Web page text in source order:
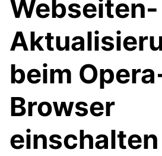
Webseiten-
beim
Browser
einschalten